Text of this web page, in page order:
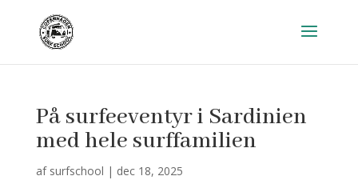
På surfeeventyr i Sardinien
med hele surffamilien
af surfschool | dec 18, 2025